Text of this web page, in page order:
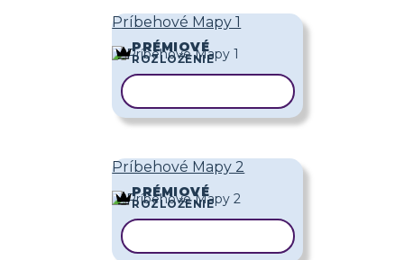
Príbehové Mapy 1
PRÉMIOVÉ
ROZLOŽENIE
Príbehové Mapy 2
PRÉMIOVÉ
ROZLOŽENIE